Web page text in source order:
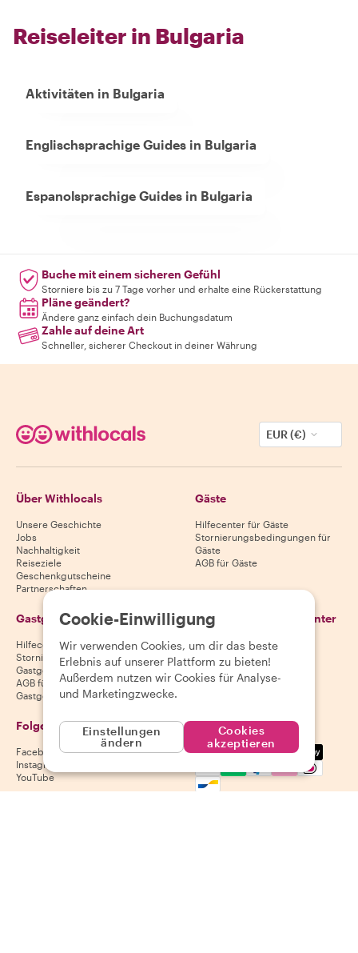
Reiseleiter in Bulgaria
Aktivitäten in Bulgaria
Englischsprachige Guides in Bulgaria
Espanolsprachige Guides in Bulgaria
Buche mit einem sicheren Gefühl
Storniere bis zu 7 Tage vorher und erhalte eine Rückerstattung
Pläne geändert?
Ändere ganz einfach dein Buchungsdatum
Zahle auf deine Art
Schneller, sicherer Checkout in deiner Währung
EUR (€)
Über Withlocals
Unsere Geschichte
Jobs
Nachhaltigkeit
Reiseziele
Geschenkgutscheine
Partnerschaften
Gäste
Hilfecenter für Gäste
Stornierungsbedingungen für
Gäste
AGB für Gäste
Gastgeber
Hilfecenter für Gastgeber
Stornierungsbedingungen für
Gastgeber
AGB für Gastgeber
Gastgeber werden
Lade unsere App herunter
App Store
Google Play Store
Folge uns
Facebook
Instagram
YouTube
Wir akzeptieren
Mastercard, Visa, Amex,
Cookie-Einwilligung
Wir verwenden Cookies, um dir das beste
Erlebnis auf unserer Plattform zu bieten!
Außerdem nutzen wir Cookies für Analyse-
und Marketingzwecke.
Einstellungen
ändern
Cookies
akzeptieren